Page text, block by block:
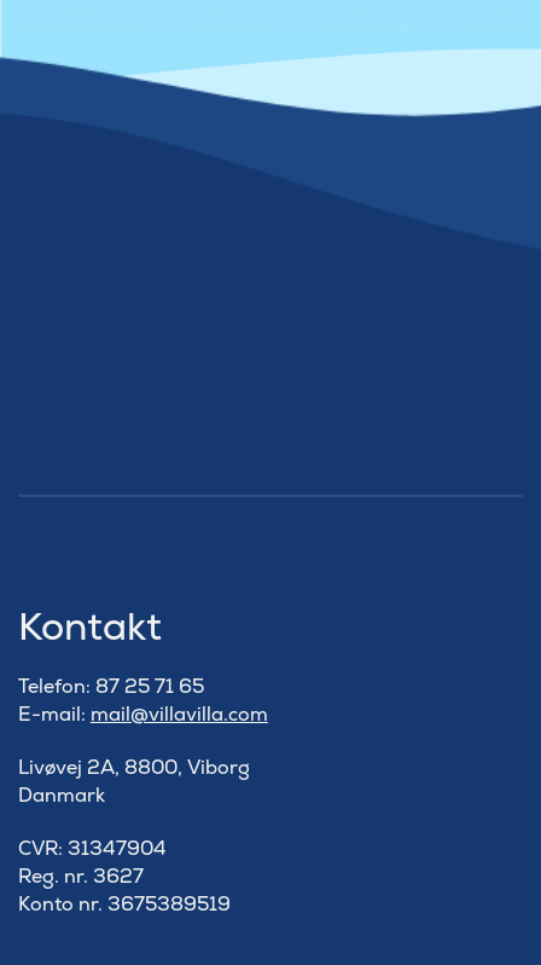
Kontakt
Telefon: 87 25 71 65
E-mail: mail@villavilla.com
Livøvej 2A, 8800, Viborg
Danmark
​CVR: 31347904
Reg. nr. 3627
Konto nr. 3675389519